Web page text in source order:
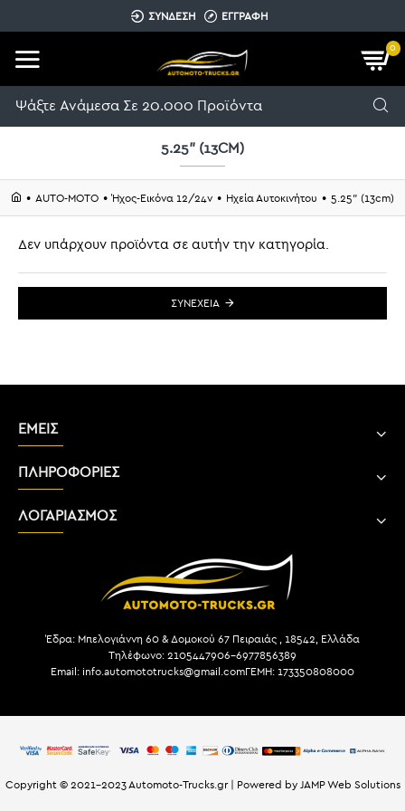
ΣΥΝΔΕΣΗ ΕΓΓΡΑΦΗ
0
AUTO-MOTO Ήχος-Εικόνα 12/24v Ηχεία Αυτοκινήτου 5.25" (13cm)
5.25" (13CM)
Δεν υπάρχουν προϊόντα σε αυτήν την κατηγορία.
ΣΥΝΈΧΕΙΑ
ΕΜΕΙΣ
ΠΛΗΡΟΦΟΡΙΕΣ
ΛΟΓΑΡΙΑΣΜΟΣ
Έδρα: Μπελογιάννη 60 & Δομοκού 67 Πειραιάς , 18542, Ελλάδα
Τηλέφωνο: 2105447906-6977856389
Email: info.automototrucks@gmail.comΓΕΜΗ: 173350808000
Copyright © 2021-2023 Automoto-Trucks.gr | Powered by JAMP Web Solutions